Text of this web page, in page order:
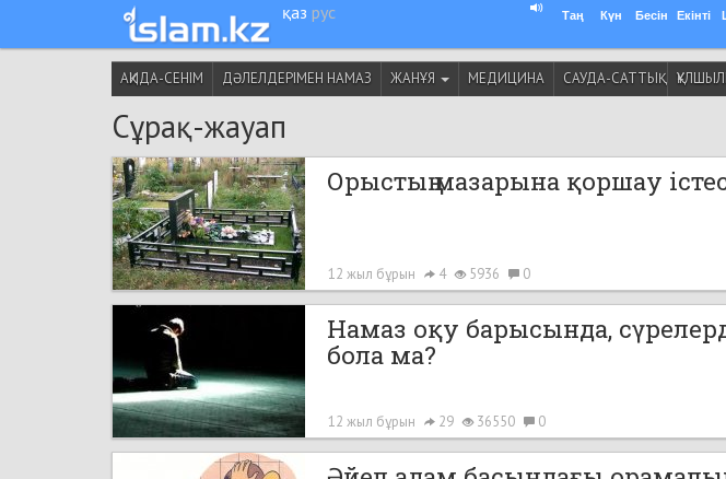
қаз рус Таң Күн Бесін Екінті
АҚИДА-СЕНІМ ДӘЛЕЛДЕРІМЕН НАМАЗ ЖАНҰЯ МЕДИЦИНА САУДА-САТТЫҚ
Сұрақ-жауап
Орыстың мазарына қоршау
12 жыл бұрын 4 5936 0
Намаз оқу барысында,
бола ма?
12 жыл бұрын 29 36550 0